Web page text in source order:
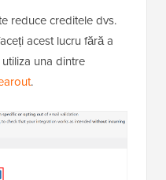
reduce creditele dvs.
acest lucru fără a
una dintre
.